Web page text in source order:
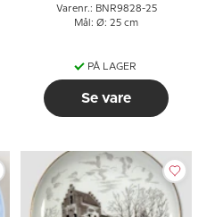
Varenr.: BNR9828-25
Mål: Ø: 25 cm
PÅ LAGER
Se vare